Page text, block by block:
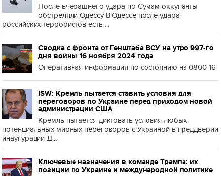
После вчерашнего удара по Сумам оккупанты
обстреляли Одессу В Одессе после удара
российских террористов есть ...
Сводка с фронта от Генштаба ВСУ на утро 997-го
дня войны 16 ноября 2024 года
Оперативная информация по состоянию на 0800 16
ISW: Кремль пытается ставить условия для
переговоров по Украине перед приходом новой
администрации США
Кремль пытается диктовать условия любых
потенциальных мирных переговоров с Украиной в преддверии
инаугурации Д...
Ключевые назначения в команде Трампа: их
позиции по Украине и международной политике